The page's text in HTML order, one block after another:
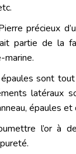
précieux
partie de la
marine.
sont
latéraux
épaules et
l’orà
pureté.